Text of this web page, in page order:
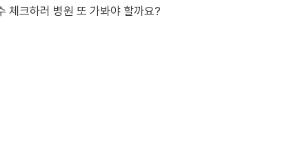
체크하러 병원 또 가봐야 할까요?